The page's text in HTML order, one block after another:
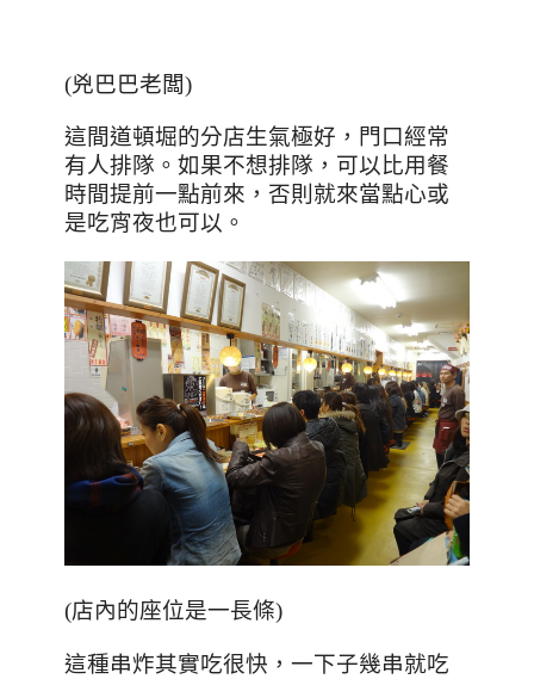
(兇巴巴老闆)
這間道頓堀的分店生氣極好 ，門口經常
有人排隊 。如果不想排隊，可以比用餐
時間提前一點前來，否則就來當點心或
是吃宵夜也可以。
(店內的座位是一長條)
這種串炸其實吃很快，一下子幾串就吃